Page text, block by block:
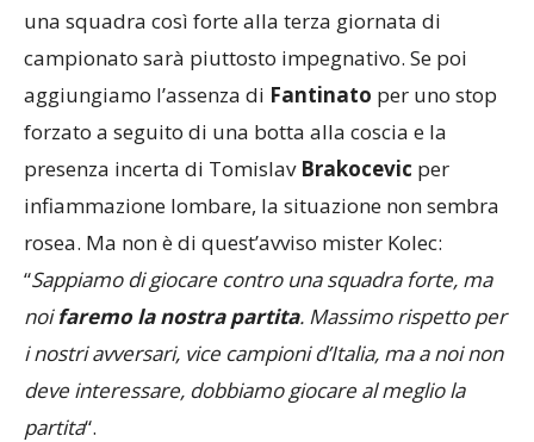
una squadra così forte alla terza giornata di
campionato sarà piuttosto impegnativo. Se poi
aggiungiamo l’assenza di Fantinato per uno stop
forzato a seguito di una botta alla coscia e la
presenza incerta di Tomislav Brakocevic per
infiammazione lombare, la situazione non sembra
rosea. Ma non è di quest’avviso mister Kolec:
“Sappiamo di giocare contro una squadra forte, ma
noifaremo la nostra partita. Massimo rispetto per
i nostri avversari, vice campioni d’Italia, ma a noi non
deve interessare, dobbiamo giocare al meglio la
partita“.